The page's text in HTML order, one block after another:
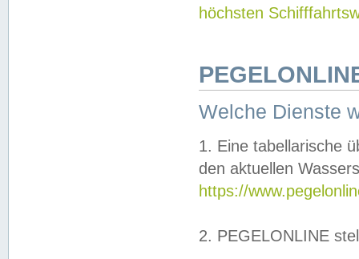
höchsten
Welche Dienste
1. Eine tabellarische
den aktuellen
https://
2. PEGELONLINE